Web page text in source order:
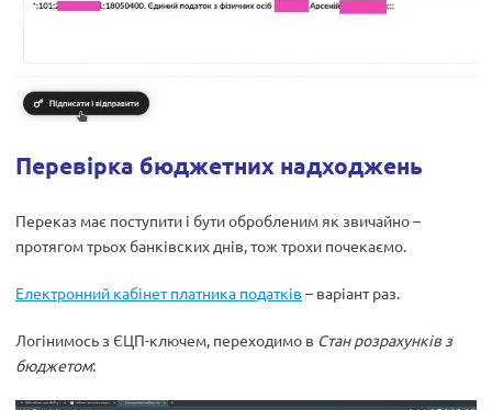
Перевірка бюджетних надходжень
Переказ має поступити і бути обробленим як звичайно –
протягом трьох банківских днів, тож трохи почекаємо.
Електронний кабінет платника податків – варіант раз.
Логінимось з ЄЦП-ключем, переходимо в Стан розрахунків з
бюджетом: